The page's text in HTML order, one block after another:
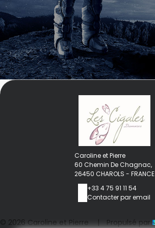
Caroline et Pierre
60 Chemin De Chagnac,
26450 CHAROLS - FRANCE
+33 4 75 91 11 54
Contacter par email
© 2026 Caroline et Pierre | Propulsé par